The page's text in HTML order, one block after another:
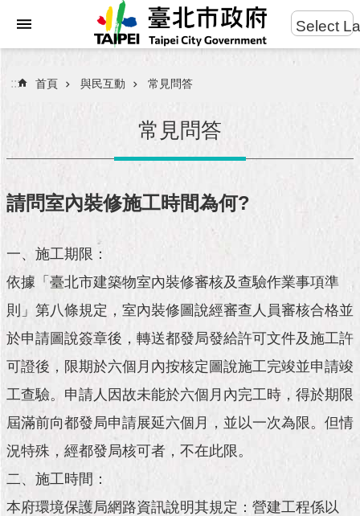
進
搜
民
服
市
府
團
隊
市
公
告
施
政
願
景
Select
::: 首頁 與民互動 常見問答
常見問答
請問室內裝修施工時間為何?
一、施工期限：
依據「臺北市建築物室內裝修審核及查驗作業事項準
則」第八條規定，室內裝修圖說經審查人員審核合格並
於申請圖說簽章後，轉送都發局發給許可文件及施工許
可證後，限期於六個月內按核定圖說施工完竣並申請竣
工查驗。申請人因故未能於六個月內完工時，得於期限
屆滿前向都發局申請展延六個月，並以一次為限。但情
況特殊，經都發局核可者，不在此限。
二、施工時間：
本府環境保護局網路資訊說明其規定：營建工程係以